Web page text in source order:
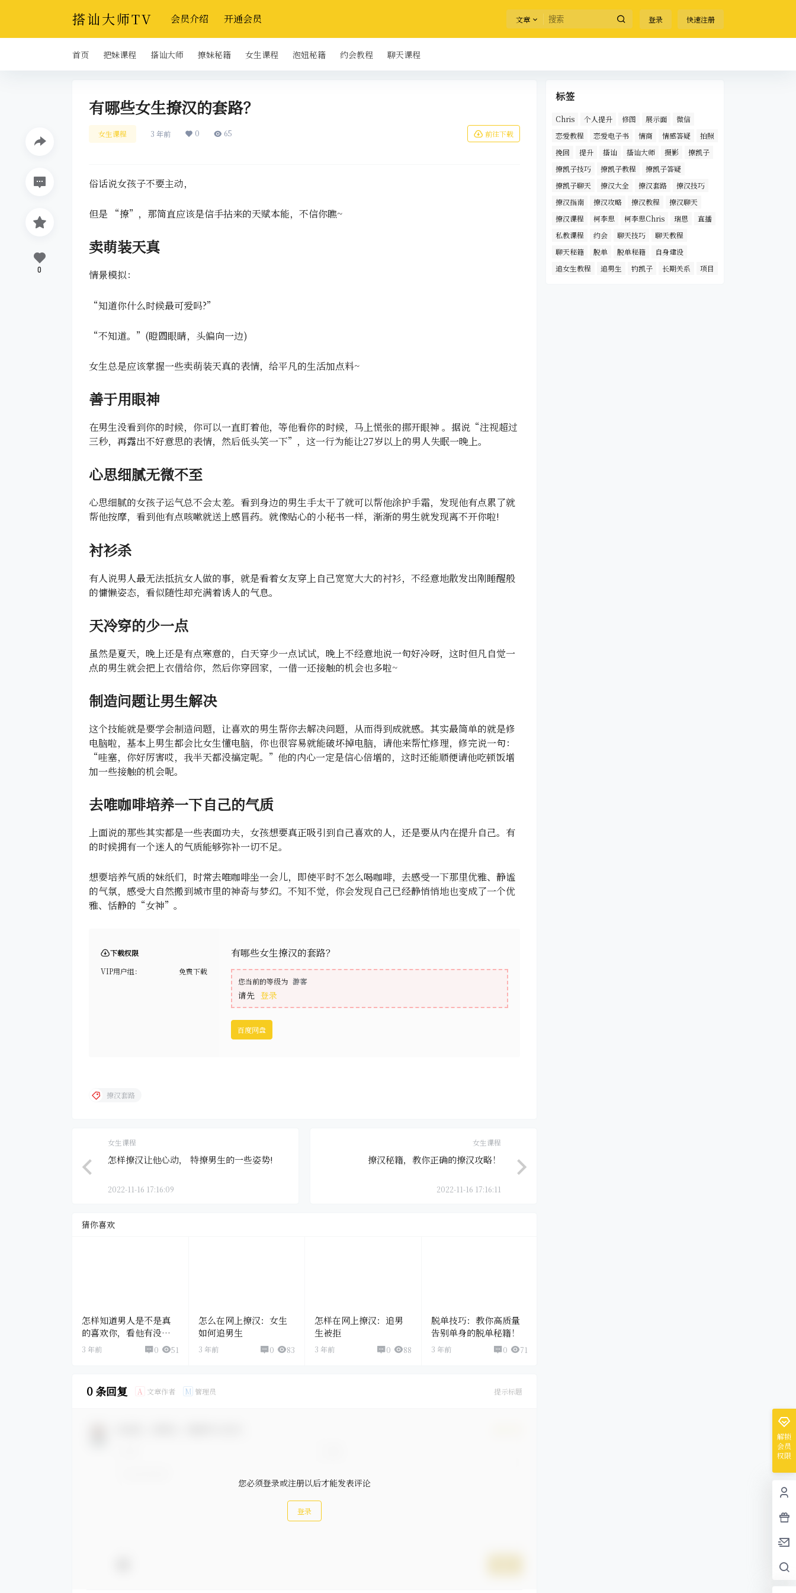
搭讪大师TV 会员介绍 开通会员 文章 登录 快速注册
首页 把妹课程 搭讪大师 撩妹秘籍 女生课程 泡妞秘籍 约会教程 聊天课程
有哪些女生撩汉的套路？
女生课程 3 年前 0 65 前往下载
俗话说女孩子不要主动，
但是 “撩”，那简直应该是信手拈来的天赋本能，不信你瞧~
卖萌装天真
情景模拟：
“知道你什么时候最可爱吗?”
“不知道。”(瞪圆眼睛，头偏向一边)
女生总是应该掌握一些卖萌装天真的表情，给平凡的生活加点料~
善于用眼神
在男生没看到你的时候，你可以一直盯着他，等他看你的时候，马上慌张的挪开眼神 。据说“注视超过
三秒，再露出不好意思的表情，然后低头笑一下”，这一行为能让27岁以上的男人失眠一晚上。
心思细腻无微不至
心思细腻的女孩子运气总不会太差。看到身边的男生手太干了就可以帮他涂护手霜，发现他有点累了就
帮他按摩，看到他有点咳嗽就送上感冒药。就像贴心的小秘书一样，渐渐的男生就发现离不开你啦!
衬衫杀
有人说男人最无法抵抗女人做的事，就是看着女友穿上自己宽宽大大的衬衫，不经意地散发出刚睡醒般
的慵懒姿态，看似随性却充满着诱人的气息。
天冷穿的少一点
虽然是夏天，晚上还是有点寒意的，白天穿少一点试试，晚上不经意地说一句好冷呀，这时但凡自觉一
点的男生就会把上衣借给你，然后你穿回家，一借一还接触的机会也多啦~
制造问题让男生解决
这个技能就是要学会制造问题，让喜欢的男生帮你去解决问题，从而得到成就感。其实最简单的就是修
电脑啦，基本上男生都会比女生懂电脑，你也很容易就能破坏掉电脑，请他来帮忙修理，修完说一句：
“哇塞，你好厉害哎，我半天都没搞定呢。”他的内心一定是信心倍增的，这时还能顺便请他吃顿饭增
加一些接触的机会呢。
去唯咖啡培养一下自己的气质
上面说的那些其实都是一些表面功夫，女孩想要真正吸引到自己喜欢的人，还是要从内在提升自己。有
的时候拥有一个迷人的气质能够弥补一切不足。
想要培养气质的妹纸们，时常去唯咖啡坐一会儿，即使平时不怎么喝咖啡，去感受一下那里优雅、静谧
的气氛，感受大自然搬到城市里的神奇与梦幻。不知不觉，你会发现自己已经静悄悄地也变成了一个优
雅、恬静的“女神”。
下载权限
VIP用户组：
免费下载
有哪些女生撩汉的套路？
您当前的等级为 游客
请先 登录
百度网盘
0
撩汉套路
女生课程
怎样撩汉让他心动， 特撩男生的一些姿势!
2022-11-16 17:16:09
女生课程
撩汉秘籍，教你正确的撩汉攻略！
2022-11-16 17:16:11
猜你喜欢
怎样知道男人是不是真
的喜欢你，看他有没有
这些表现
3 年前 0 51
怎么在网上撩汉：女生
如何追男生
3 年前 0 83
怎样在网上撩汉：追男
生被拒
3 年前 0 88
脱单技巧：教你高质量
告别单身的脱单秘籍！
3 年前 0 71
0 条回复 A 文章作者 M 管理员 提示标题
您必须登录或注册以后才能发表评论
登录
标签
Chris 个人提升 修图 展示面
微信
恋爱教程
恋爱电子书 情商 情感答疑
拍照
挽回
提升 搭讪 搭讪大师 摄影
撩凯子
撩凯子技巧
撩凯子教程
撩凯子答疑
撩凯子聊天
撩汉大全 撩汉套路
撩汉技巧
撩汉指南
撩汉攻略 撩汉教程
撩汉聊天
撩汉课程
柯李思 柯李思Chris 瑞恩
直播
私教课程
约会 聊天技巧
聊天教程
聊天秘籍
脱单 脱单秘籍
自身建设
追女生教程
追男生 钓凯子 长期关系 项目
解锁
会员
权限